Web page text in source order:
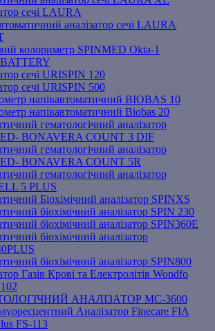
сечі LAURA
аналізатор сечі LAURA
колориметр SPINMED Okta-1
сечі URISPIN 120
сечі URISPIN 500
напівавтоматичний BIOBAS 10
напівавтоматичний Biobas 20
гематологічний аналізатор
BONAVERA COUNT 3 DIF
гематологічний аналізатор
BONAVERA COUNT 5R
гематологічний аналізатор
5 PLUS
Біохімічний аналізатор SPINXS
біохімічний аналізатор SPIN 230
біохімічний аналізатор SPIN360E
біохімічний аналізатор
біохімічний аналізатор SPIN800
Газів Крові та Електролітів Wondfo
АНАЛІЗАТОР MC-3600
Аналізатор Finecare FIA
FS-113